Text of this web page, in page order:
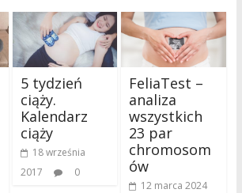
5 tydzień
ciąży.
Kalendarz
ciąży
18 września
2017
0
FeliaTest –
analiza
wszystkich
23 par
chromosom
ów
12 marca 2024